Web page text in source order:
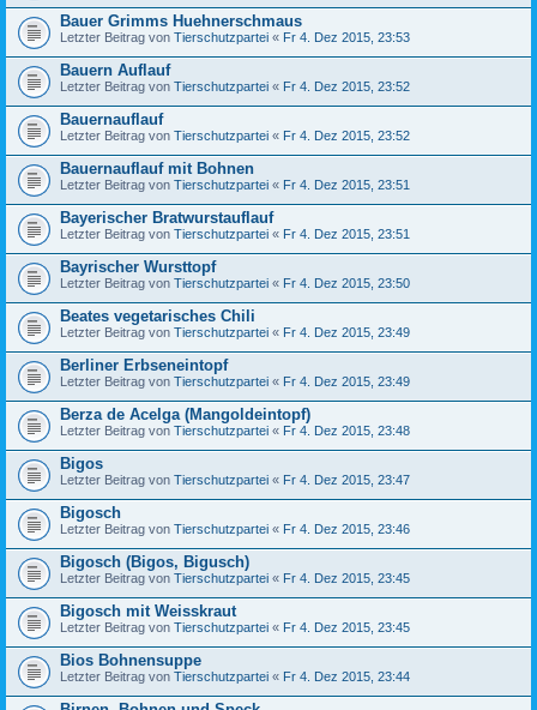
Bauer Grimms Huehnerschmaus
Letzter Beitrag von Tierschutzpartei « Fr 4. Dez 2015, 23:53
Bauern Auflauf
Letzter Beitrag von Tierschutzpartei « Fr 4. Dez 2015, 23:52
Bauernauflauf
Letzter Beitrag von Tierschutzpartei « Fr 4. Dez 2015, 23:52
Bauernauflauf mit Bohnen
Letzter Beitrag von Tierschutzpartei « Fr 4. Dez 2015, 23:51
Bayerischer Bratwurstauflauf
Letzter Beitrag von Tierschutzpartei « Fr 4. Dez 2015, 23:51
Bayrischer Wursttopf
Letzter Beitrag von Tierschutzpartei « Fr 4. Dez 2015, 23:50
Beates vegetarisches Chili
Letzter Beitrag von Tierschutzpartei « Fr 4. Dez 2015, 23:49
Berliner Erbseneintopf
Letzter Beitrag von Tierschutzpartei « Fr 4. Dez 2015, 23:49
Berza de Acelga (Mangoldeintopf)
Letzter Beitrag von Tierschutzpartei « Fr 4. Dez 2015, 23:48
Bigos
Letzter Beitrag von Tierschutzpartei « Fr 4. Dez 2015, 23:47
Bigosch
Letzter Beitrag von Tierschutzpartei « Fr 4. Dez 2015, 23:46
Bigosch (Bigos, Bigusch)
Letzter Beitrag von Tierschutzpartei « Fr 4. Dez 2015, 23:45
Bigosch mit Weisskraut
Letzter Beitrag von Tierschutzpartei « Fr 4. Dez 2015, 23:45
Bios Bohnensuppe
Letzter Beitrag von Tierschutzpartei « Fr 4. Dez 2015, 23:44